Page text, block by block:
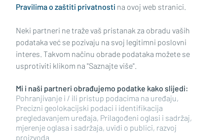
Politika kolačića Kontakt Pritužbe Suradnici
Oglašavanje
RUBRIKE
BRODSKO-POSAVSKA ŽUPANIJA
POŽEŠKO-SLAVONSKA ŽUPANIJA
Pravilima o zaštiti privatnosti na ovoj web stranici.
Neki partneri ne traže vaš pristanak za obradu vaših
podataka već se pozivaju na svoj legitimni poslovni
interes. Takvom načinu obrade podataka možete se
usprotiviti klikom na "Saznajte više".
Mi i naši partneri obrađujemo podatke kako slijedi:
Pohranjivanje i / ili pristup podacima na uređaju,
Precizni geolokacijski podaci i identifikacija
pregledavanjem uređaja, Prilagođeni oglasi i sadržaj,
mjerenje oglasa i sadržaja, uvidi o publici, razvoj
proizvoda